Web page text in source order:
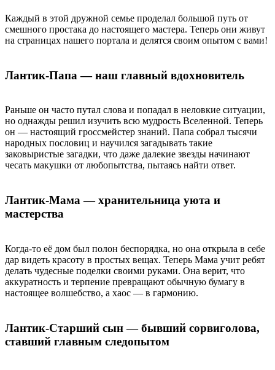
Каждый в этой дружной семье проделал большой путь от
смешного простака до настоящего мастера. Теперь они живут
на страницах нашего портала и делятся своим опытом с вами!
Лантик-Папа — наш главный вдохновитель
Раньше он часто путал слова и попадал в неловкие ситуации,
но однажды решил изучить всю мудрость Вселенной. Теперь
он — настоящий гроссмейстер знаний. Папа собрал тысячи
народных пословиц и научился загадывать такие
заковыристые загадки, что даже далекие звезды начинают
чесать макушки от любопытства, пытаясь найти ответ.
Лантик-Мама — хранительница уюта и
мастерства
Когда-то её дом был полон беспорядка, но она открыла в себе
дар видеть красоту в простых вещах. Теперь Мама учит ребят
делать чудесные поделки своими руками. Она верит, что
аккуратность и терпение превращают обычную бумагу в
настоящее волшебство, а хаос — в гармонию.
Лантик-Старший сын — бывший сорвиголова,
ставший главным следопытом